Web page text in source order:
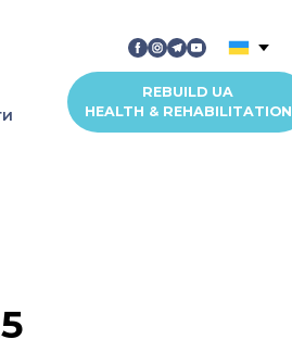
REBUILD UA
HEALTH & REHABILITATION